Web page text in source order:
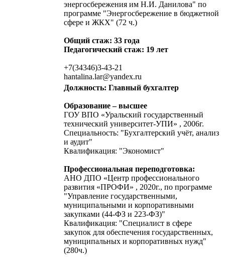
энергосбережения им Н.И. Данилова" по
программе "Энергосбережение в бюджетной
сфере и ЖКХ" (72 ч.)
Общий стаж: 33 года
Педагогический стаж: 19 лет
+7(34346)3-43-21
hantalina.lar@yandex.ru
Должность: Главный бухгалтер
Образование – высшее
ГОУ ВПО «Уральский государственный
технический университет-УПИ» , 2006г.
Специальность: "Бухгалтерский учёт, анализ
и аудит"
Квалификация: "Экономист"
Профессиональная переподготовка:
АНО ДПО «Центр профессионального
развития «ПРОФИ» , 2020г., по программе
"Управление государственными,
муниципальными и корпоративными
закупками (44-ФЗ и 223-ФЗ)"
Квалификация: "Специалист в сфере
закупок для обеспечения государственных,
муниципальных и корпоративных нужд"
(280ч.)